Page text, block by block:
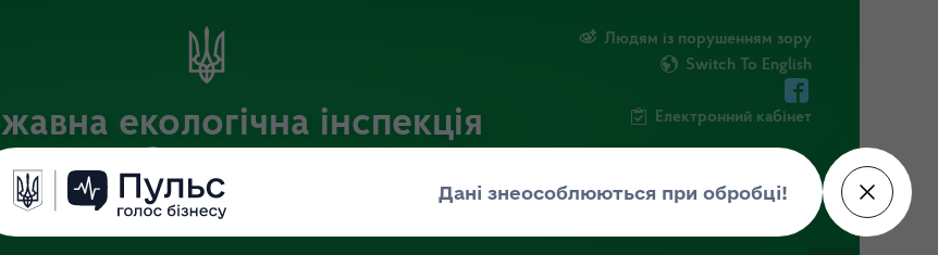
екологічна інспекція
Західного округу
Офіційний веб-портал Державної екологічної інспекції України
Людям із порушенням зору
Switch To English
Електронний кабінет